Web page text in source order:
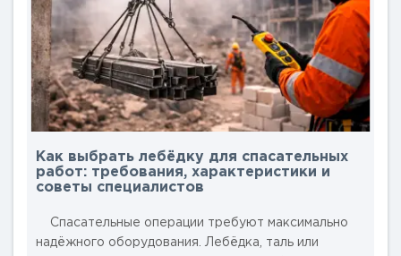
Как выбрать лебёдку для спасательных
работ: требования, характеристики и
советы специалистов
Спасательные операции требуют максимально
надёжного оборудования. Лебёдка, таль или